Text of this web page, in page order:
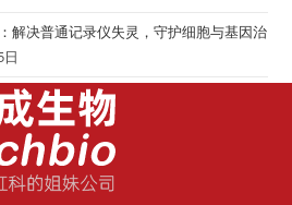
解决普通记录仪失灵，守护细胞与基因治